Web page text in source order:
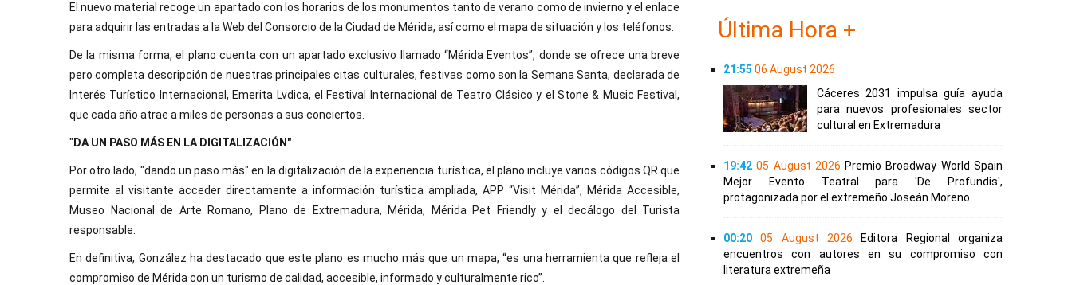
El nuevo material recoge un apartado con los horarios de los monumentos tanto de verano como de invierno y el enlace
para adquirir las entradas a la Web del Consorcio de la Ciudad de Mérida, así como el mapa de situación y los teléfonos.
De la misma forma, el plano cuenta con un apartado exclusivo llamado “Mérida Eventos”, donde se ofrece una breve
pero completa descripción de nuestras principales citas culturales, festivas como son la Semana Santa, declarada de
Interés Turístico Internacional, Emerita Lvdica, el Festival Internacional de Teatro Clásico y el Stone & Music Festival,
que cada año atrae a miles de personas a sus conciertos.
" DA UN PASO MÁS EN LA DIGITALIZACIÓN"
Por otro lado, "dando un paso más" en la digitalización de la experiencia turística, el plano incluye varios códigos QR que
permite al visitante acceder directamente a información turística ampliada, APP “Visit Mérida”, Mérida Accesible,
Museo Nacional de Arte Romano, Plano de Extremadura, Mérida, Mérida Pet Friendly y el decálogo del Turista
responsable.
En definitiva, González ha destacado que este plano es mucho más que un mapa, “es una herramienta que refleja el
compromiso de Mérida con un turismo de calidad, accesible, informado y culturalmente rico”.
Última Hora +
21:55 06 August 2026
Cáceres 2031 impulsa guía ayuda
para nuevos profesionales sector
cultural en Extremadura
19:42 05 August 2026 Premio Broadway World Spain
Mejor Evento Teatral para 'De Profundis',
protagonizada por el extremeño Joseán Moreno
00:20 05 August 2026
Editora Regional organiza
encuentros con autores en su compromiso con
literatura extremeña